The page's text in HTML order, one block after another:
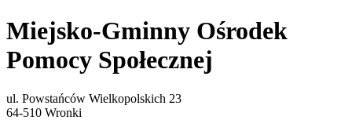
Miejsko-Gminny Ośrodek
Pomocy Społecznej
ul. Powstańców Wielkopolskich 23
64-510 Wronki